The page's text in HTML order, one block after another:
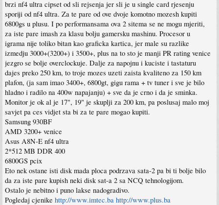
brzi nf4 ultra cipset od sli rejsenja jer sli je u single card rjesenju
sporiji od nf4 ultra. Za te pare od ove dvoje komotno mozesh kupiti
6800gs u plusu. I po performansama ova 2 sitema se ne mogu mjeriti,
za iste pare imash za klasu bolju gamersku mashinu. Procesor u
igrama nije toliko bitan kao graficka kartica, jer male su razlike
izmedju 3000+(3200+) i 3500+, plus na to sto je manji PR rating venice
jezgro se bolje overclockuje. Dalje za napojnu i kuciste i tastaturu
dajes preko 250 km, to troje mozes uzeti zaista kvaliteno za 150 km
plafon, (ja sam imao 3400+, 6800gt, gigu rama + tv tuner i sve je bilo
hladno i radilo na 400w napajanju) + sve da je crno i da je sminka.
Monitor je ok al je 17", 19" je skuplji za 200 km, pa poslusaj malo moj
savjet pa ces vidjet sta bi za te pare mogao kupiti.
Samsung 930BF
AMD 3200+ venice
Asus A8N-E nf4 ultra
2*512 MB DDR 400
6800GS pcix
Eto nek ostane isti disk mada ploca podrzava sata-2 pa bi ti bolje bilo
da za iste pare kupish neki disk sat-a 2 sa NCQ tehnologijom.
Ostalo je nebitno i puno lakse nadogradivo.
Pogledaj cjenike http://www.imtec.ba http://www.plus.ba